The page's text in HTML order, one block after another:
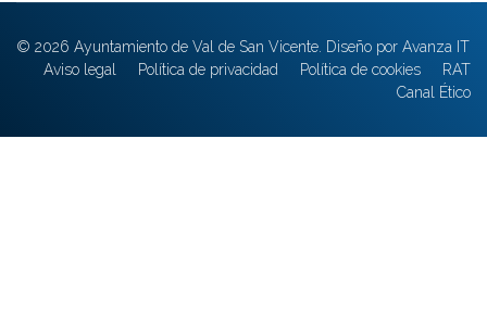
© 2026 Ayuntamiento de Val de San Vicente. Diseño por Avanza IT
Aviso legal
Política de privacidad Política de cookies
RAT
Canal Ético